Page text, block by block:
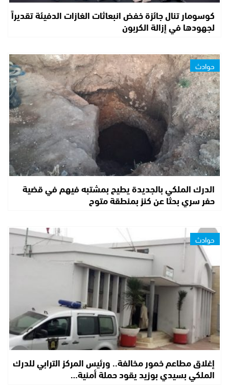
كوسومار تنال جائزة خفض انبعاثات الغازات الدفيئة تقديراً
لجهودها في إزالة الكربون
حوادث
الدرك الملكي بالجديدة يطيح بمشتبه فيهم في قضية
حفر سري بحثا عن كنز بمنطقة متوح
حوادث
إغلاق مطاعم خمور مخالفة.. ورئيس المركز الترابي للدرك
الملكي بسيدي بوزيد يقود حملة أمنية…